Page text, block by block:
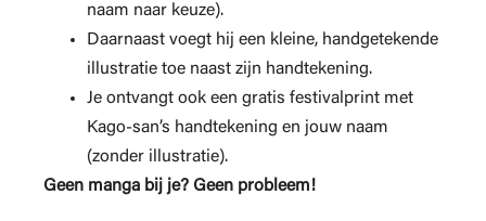
naam naar keuze).
Daarnaast voegt hij een kleine, handgetekende
illustratie toe naast zijn handtekening.
Je ontvangt ook een gratis festivalprint met
Kago-san’s handtekening en jouw naam
(zonder illustratie).
Geen manga bij je? Geen probleem!